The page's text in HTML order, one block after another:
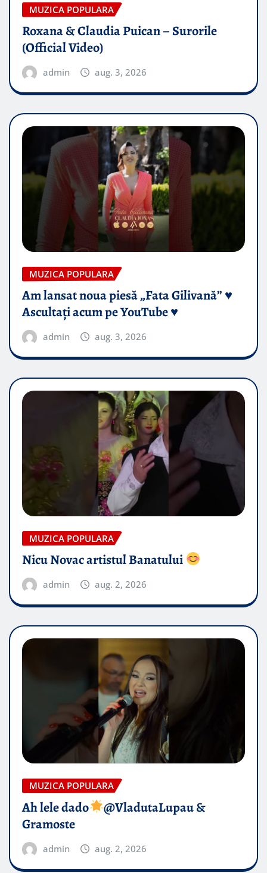
MUZICA POPULARA
Roxana & Claudia Puican – Surorile
(Official Video)
admin aug. 3, 2026
MUZICA POPULARA
Am lansat noua piesă „Fata Gilivană” ♥️
Ascultați acum pe YouTube ♥️
admin aug. 3, 2026
MUZICA POPULARA
Nicu Novac artistul Banatului
admin aug. 2, 2026
MUZICA POPULARA
Ah lele dado​
@VladutaLupau &
Gramoste
admin aug. 2, 2026